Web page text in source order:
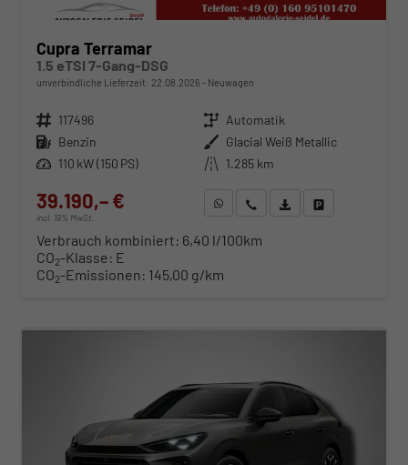
Cupra Terramar
1.5 eTSI 7-Gang-DSG
unverbindliche Lieferzeit: 22.08.2026 Neuwagen
Fahrzeugnr. 117496 Getriebe Automatik
Kraftstoff Benzin Außenfarbe Glacial Weiß Metallic
Leistung 110 kW (150 PS) Kilometerstand 1.285 km
39.190,– €
incl. 19% MwSt.
WhatsApp anfragen
Wir rufen Sie anFahrzeugexposé (PDF)
Verbrauch kombiniert: 6,40 l/100km
CO2-Klasse: E
CO2-Emissionen: 145,00 g/km